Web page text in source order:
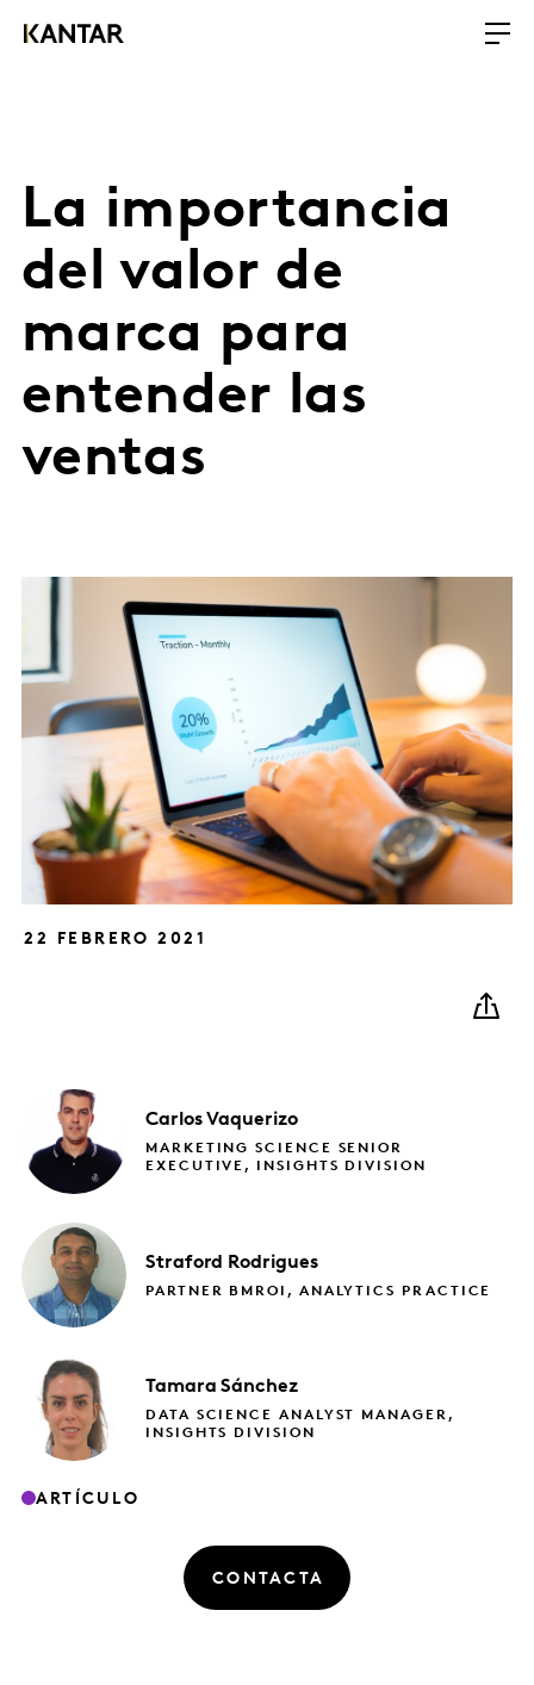
La importancia
del valor de
marca para
entender las
ventas
22 FEBRERO 2021
Carlos Vaquerizo
MARKETING SCIENCE SENIOR
EXECUTIVE, INSIGHTS DIVISION
Straford Rodrigues
PARTNER BMROI, ANALYTICS PRACTICE
Tamara Sánchez
DATA SCIENCE ANALYST MANAGER,
INSIGHTS DIVISION
ARTÍCULO
CONTACTA